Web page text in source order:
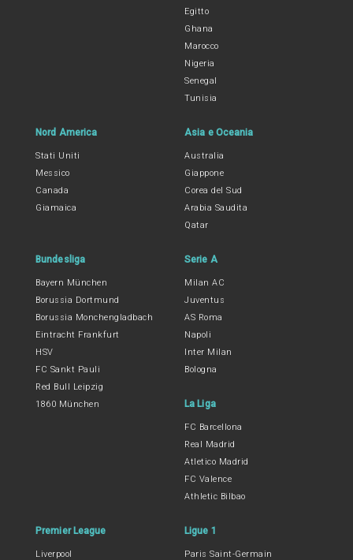
Egitto
Ghana
Marocco
Nigeria
Senegal
Tunisia
Nord America
Stati Uniti
Messico
Canada
Giamaica
Asia e Oceania
Australia
Giappone
Corea del Sud
Arabia Saudita
Qatar
Bundesliga
Bayern München
Borussia Dortmund
Borussia Monchengladbach
Eintracht Frankfurt
HSV
FC Sankt Pauli
Red Bull Leipzig
1860 München
Serie A
Milan AC
Juventus
AS Roma
Napoli
Inter Milan
Bologna
La Liga
FC Barcellona
Real Madrid
Atletico Madrid
FC Valence
Athletic Bilbao
Premier League
Liverpool
Ligue 1
Paris Saint-Germain